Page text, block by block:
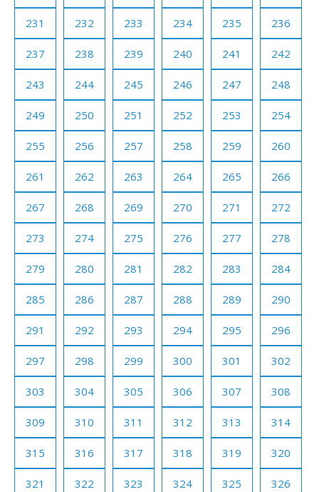
231 232 233 234 235 236
237 238 239 240 241 242
243 244 245 246 247 248
249 250 251 252 253 254
255 256 257 258 259 260
261 262 263 264 265 266
267 268 269 270 271 272
273 274 275 276 277 278
279 280 281 282 283 284
285 286 287 288 289 290
291 292 293 294 295 296
297 298 299 300 301 302
303 304 305 306 307 308
309 310 311 312 313 314
315 316 317 318 319 320
321 322 323 324 325 326